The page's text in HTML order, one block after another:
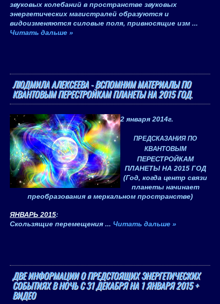
звуковых колебаний в пространстве звуковых
энергетических магистралей образуются и
видоизменяются силовые поля, привносящие изм ...
Читать дальше »
ЛЮДМИЛА АЛЕКСЕЕВА - ВСПОМНИМ МАТЕРИАЛЫ ПО
КВАНТОВЫМ ПЕРЕСТРОЙКАМ ПЛАНЕТЫ НА 2015 ГОД.
2 января 2014г.
ПРЕДСКАЗАНИЯ ПО
КВАНТОВЫМ
ПЕРЕСТРОЙКАМ
ПЛАНЕТЫ НА 2015 ГОД
(Год, когда центр связи
планеты начинает
преобразования в меркальном пространстве)
ЯНВАРЬ 2015:
Скользящие перемещения ... Читать дальше »
ДВЕ ИНФОРМАЦИИ О ПРЕДСТОЯЩИХ ЭНЕРГЕТИЧЕСКИХ
СОБЫТИЯХ В НОЧЬ С 31 ДЕКАБРЯ НА 1 ЯНВАРЯ 2015 +
ВИДЕО